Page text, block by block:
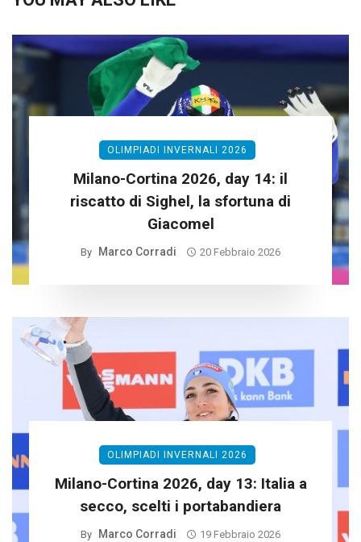
OLIMPIADI INVERNALI 2026
Milano-Cortina 2026, day 14: il
riscatto di Sighel, la sfortuna di
Giacomel
By Marco Corradi 20 Febbraio 2026
OLIMPIADI INVERNALI 2026
Milano-Cortina 2026, day 13: Italia a
secco, scelti i portabandiera
By Marco Corradi 19 Febbraio 2026